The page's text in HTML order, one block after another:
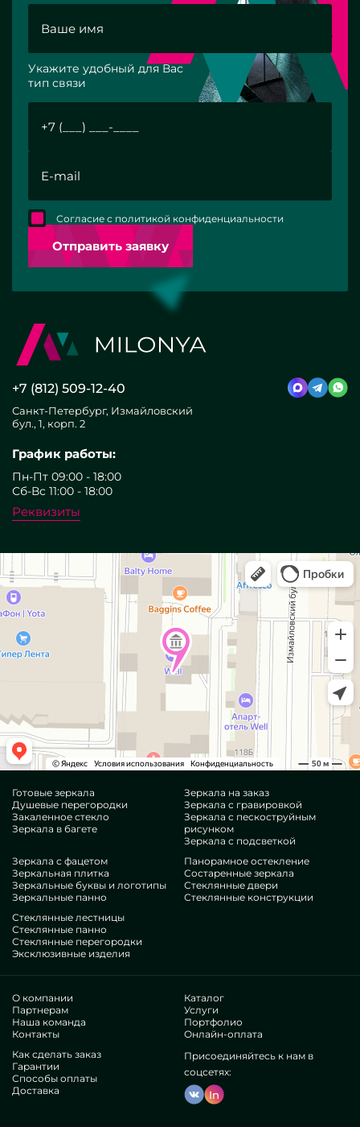
Укажите удобный для Вас
тип связи
Отправить заявку
Согласие с политикой конфиденциальности
+7 (812) 509-12-40
Санкт-Петербург, Измайловский
бул., 1, корп. 2
График работы:
Пн-Пт 09:00 - 18:00
Сб-Вс 11:00 - 18:00
Реквизиты
Готовые зеркала
Душевые перегородки
Закаленное стекло
Зеркала в багете
Зеркала на заказ
Зеркала с гравировкой
Зеркала с пескоструйным
рисунком
Зеркала с подсветкой
Зеркала с фацетом
Зеркальная плитка
Зеркальные буквы и логотипы
Зеркальные панно
Панорамное остекление
Состаренные зеркала
Стеклянные двери
Стеклянные конструкции
Стеклянные лестницы
Стеклянные панно
Стеклянные перегородки
Эксклюзивные изделия
О компании
Партнерам
Наша команда
Контакты
Каталог
Услуги
Портфолио
Онлайн-оплата
Как сделать заказ
Гарантии
Способы оплаты
Доставка
Присоединяйтесь к нам в
соцсетях:
In